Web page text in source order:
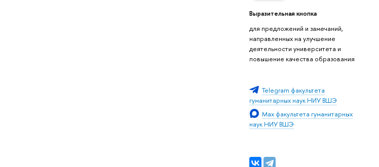
Выразительная кнопка
для предложений и замечаний,
направленных на улучшение
деятельности университета и
повышение качества образования
Telegram факультета
гуманитарных наук НИУ ВШЭ
Max факультета гуманитарных
наук НИУ ВШЭ